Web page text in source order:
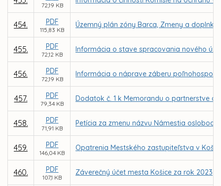
72,19 KB
454. PDF
115,83 KB
Územný plán zóny Barca, Zmeny a doplnky
455. PDF
72,12 KB
Informácia o stave spracovania nového
456. PDF
72,19 KB
Informácia o náprave záberu
457. PDF
79,34 KB
Dodatok č. 1 k Memorandu o partnerstve a
458. PDF
71,91 KB
Petícia za zmenu názvu Námestia
459. PDF
146,04 KB
Opatrenia Mestského zastupiteľstva v
460. PDF
107,1 KB
Záverečný účet mesta Košice za rok 2023